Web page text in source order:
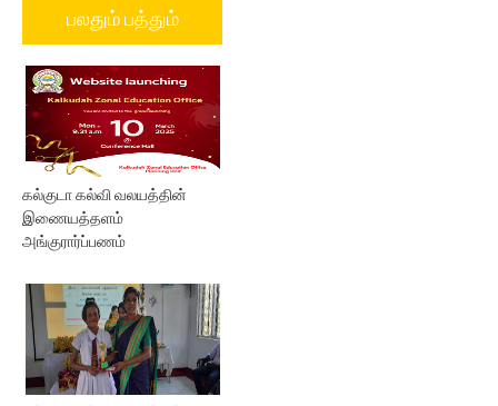
பலதும் பத்தும்
கல்குடா கல்வி வலயத்தின்
இணையத்தளம்
அங்குரார்ப்பணம்